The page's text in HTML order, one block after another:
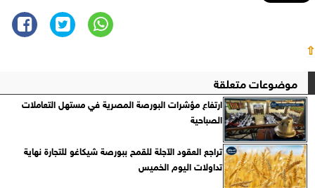
⇧
موضوعات متعلقة
ارتفاع مؤشرات البورصة المصرية في مستهل التعاملات
الصباحية
تراجع العقود الآجلة للقمح ببورصة شيكاغو للتجارة نهاية
تداولات اليوم الخميس